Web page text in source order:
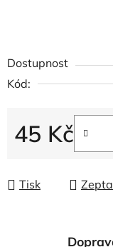
Dostupnost
Kód:
45 Kč
Měrná cena:
Tisk